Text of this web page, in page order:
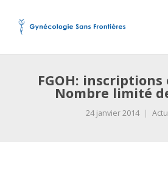
FGOH: inscriptions
Nombre limité
24 janvier 2014